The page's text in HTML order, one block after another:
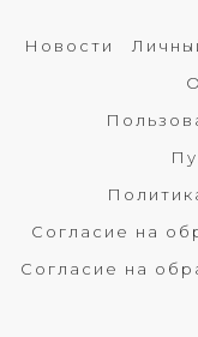
Новости
Согласие на
Согласие на